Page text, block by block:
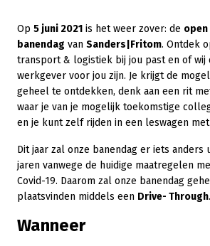
Op 5 juni 2021 is het weer zover: de open
banendag van Sanders|Fritom. Ontdek
transport & logistiek bij jou past en of wij
werkgever voor jou zijn. Je krijgt de
geheel te ontdekken, denk aan een rit
waar je van je mogelijk toekomstige
en je kunt zelf rijden in een leswagen
Dit jaar zal onze banendag er iets anders
jaren vanwege de huidige maatregelen
Covid-19. Daarom zal onze banendag
plaatsvinden middels een Drive- Through.
Wanneer